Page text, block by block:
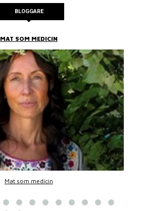
BLOGGARE
MAT SOM MEDICIN
Mat som medicin